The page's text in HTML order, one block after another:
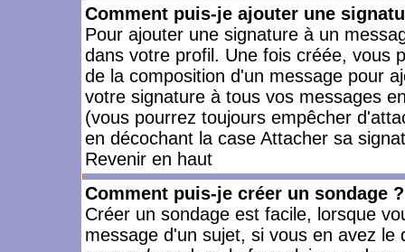
Comment puis-je ajouter une
Pour ajouter une signature à un
dans votre profil. Une fois créée, vous
de la composition d'un message pour
votre signature à tous vos messages
(vous pourrez toujours empêcher
en décochant la case Attacher sa
Revenir en haut
Comment puis-je créer un sondage ?
Créer un sondage est facile, lorsque
message d'un sujet, si vous en avez